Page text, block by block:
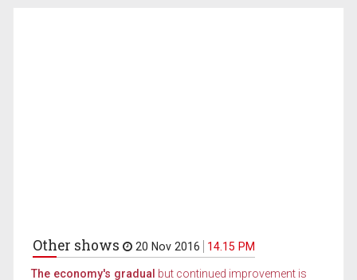
Other shows 20 Nov 2016 14.15 PM
The economy's gradual but continued improvement is